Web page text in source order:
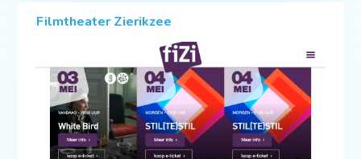
Filmtheater Zierikzee